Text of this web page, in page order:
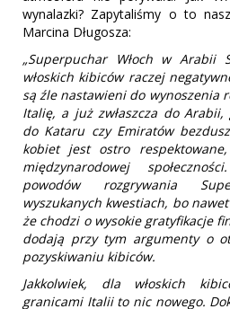
wynalazki? Zapytaliśmy o to
Marcina Długosza:
„Superpuchar Włoch w Arabii
włoskich kibiców raczej
są źle nastawieni do wynoszenia
Italię, a już zwłaszcza do
do Kataru czy Emiratów
kobiet jest ostro
międzynarodowej
powodów rozgrywania
wyszukanych kwestiach, bo
że chodzi o wysokie gratyfikacje
dodają przy tym argumenty o
pozyskiwaniu kibiców.
Jakkolwiek, dla włoskich
granicami Italii to nic nowego.